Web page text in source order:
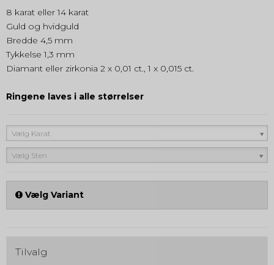
8 karat eller 14 karat
Guld og hvidguld
Bredde 4,5 mm
Tykkelse 1,3 mm
Diamant eller zirkonia 2 x 0,01 ct., 1 x 0,015 ct.
Ringene laves i alle størrelser
Vælg Karat
Vælg Sten
Vælg Variant
Tilvalg